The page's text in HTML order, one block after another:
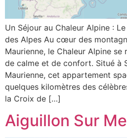
Un Séjour au Chaleur Alpine :
des Alpes Au cœur des
Maurienne, le Chaleur Alpine se
de calme et de confort. Situé à
Maurienne, cet appartement
quelques kilomètres des
la Croix de […]
Aiguillon Sur